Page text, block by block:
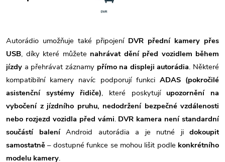
Autorádio umožňuje také připojení DVR přední kamery přes
USB, díky které můžete nahrávat dění před vozidlem během
jízdy a přehrávat záznamy přímo na displeji autorádia. Některé
kompatibilní kamery navíc podporují funkci ADAS (pokročilé
asistenční systémy řidiče), které poskytujíupozornění na
vybočení z jízdního pruhu, nedodržení bezpečné vzdálenosti
nebo rozjezd vozidla před vámi. DVR kamera není standardní
součástí baleníAndroid autorádia a je nutné ji dokoupit
samostatně – dostupné funkce se mohou lišit podle konkrétního
modelu kamery.